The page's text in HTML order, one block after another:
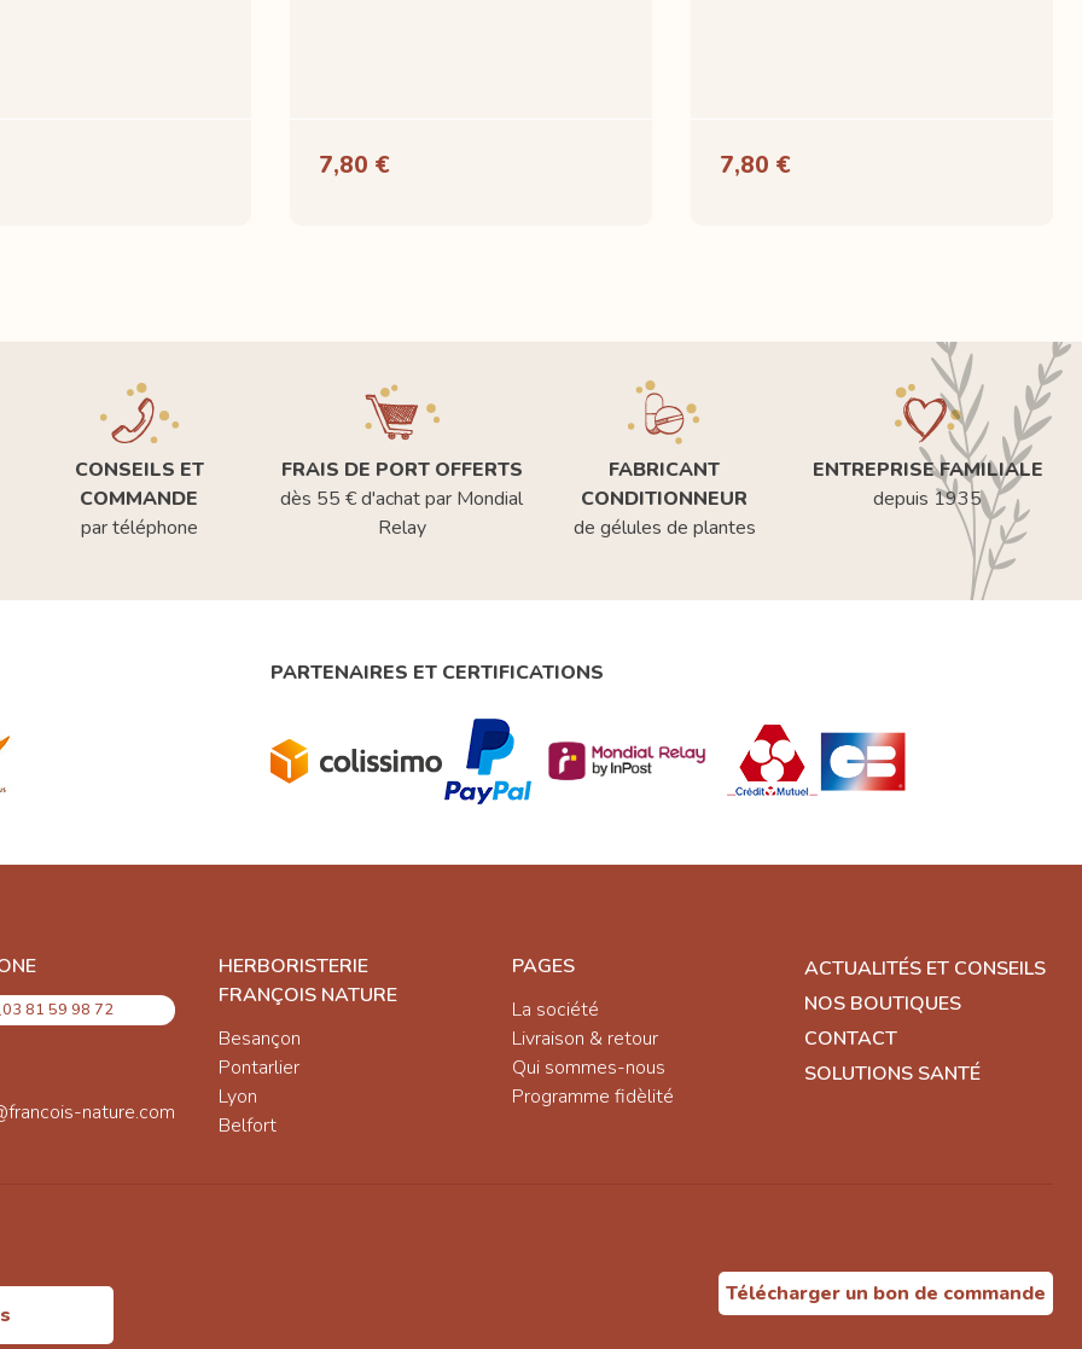
7,80 € 7,80 €
CONSEILS ET
COMMANDE
par téléphone
FRAIS DE PORT OFFERTS
dès 55 € d'achat par Mondial
Relay
FABRICANT
CONDITIONNEUR
de gélules de plantes
ENTREPRISE FAMILIALE
depuis 1935
PARTENAIRES ET CERTIFICATIONS
03 81 59 98 72
nature.com
HERBORISTERIE
FRANÇOIS NATURE
Besançon
Pontarlier
Lyon
Belfort
PAGES
La société
Livraison & retour
Qui sommes-nous
Programme fidèlité
ACTUALITÉS ET CONSEILS
NOS BOUTIQUES
CONTACT
SOLUTIONS SANTÉ
Télécharger un bon de commande